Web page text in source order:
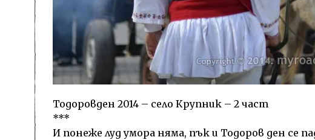
Тодоровден 2014 – село Крупник – 2 част
***
И понеже луд умора няма, пък и Тодоров ден се